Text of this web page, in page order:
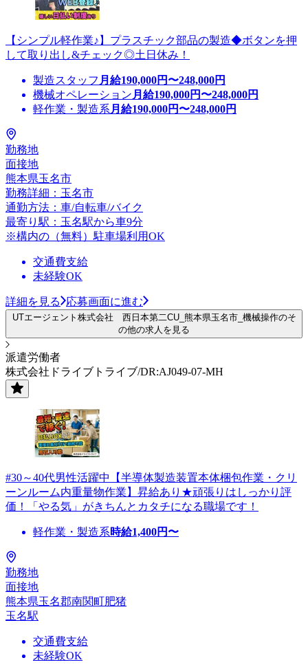
【シンプル軽作業♪】プラスチック部品の製造◆ボタンを押
して取り出し&チェック◎土日休み！
製造スタッフ 月給190,000円〜248,000円
機械オペレーション 月給190,000円〜248,000円
軽作業・製造系 月給190,000円〜248,000円
勤務地
面接地
熊本県玉名市
勤務詳細：玉名市
通勤方法：車/自転車/バイク
最寄り駅：玉名駅から車9分
※構内の（無料）駐車場利用OK
交通費支給
未経験OK
詳細を見る 応募画面に進む
UTエージェント株式会社 西日本第二CU_熊本県玉名市_機械操作のそ
の他の求人を見る
派遣労働者
株式会社ドライブトライブ/DR:AJ049-07-MH
#30～40代男性活躍中【半導体製造装置本体梱包作業・クリ
ーンルーム内重量物作業】昇給あり★頑張りはしっかり評
価！「やる気」がきちんとカタチになる職場です！
軽作業・製造系時給1,400円〜
勤務地
面接地
熊本県玉名郡南関町肥猪
玉名駅
交通費支給
未経験OK